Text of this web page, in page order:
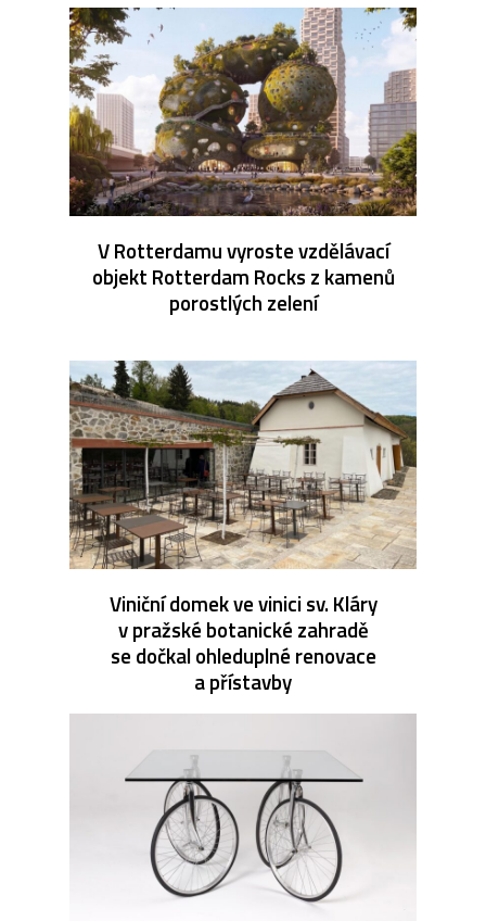
V Rotterdamu vyroste vzdělávací
objekt Rotterdam Rocks z kamenů
porostlých zelení
Viniční domek ve vinici sv. Kláry
v pražské botanické zahradě
se dočkal ohleduplné renovace
a přístavby